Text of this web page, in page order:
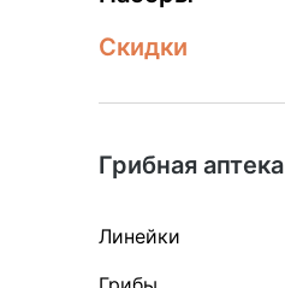
Скидки
Грибная аптека
Линейки